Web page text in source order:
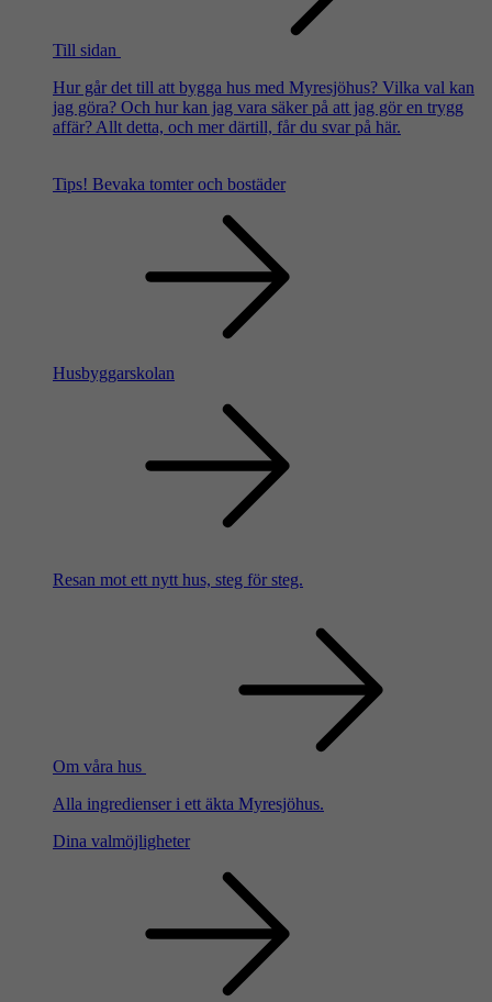
Till sidan
Hur går det till att bygga hus med Myresjöhus? Vilka val kan
jag göra? Och hur kan jag vara säker på att jag gör en trygg
affär? Allt detta, och mer därtill, får du svar på här.
Tips! Bevaka tomter och bostäder
Husbyggarskolan
Resan mot ett nytt hus, steg för steg.
Om våra hus
Alla ingredienser i ett äkta Myresjöhus.
Dina valmöjligheter